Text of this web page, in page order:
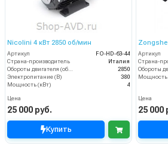
Nicolini 4 кВт 2850 об/мин
Артикул
FO-HD-63-44
Страна-производитель
Италия
Обороты двигателя (об/мин)
2850
Электропитание (В)
380
Мощность (кВт)
4
Цена
25 000 руб.
Купить
Артикул
Страна-
Мощность
Цена
25 000